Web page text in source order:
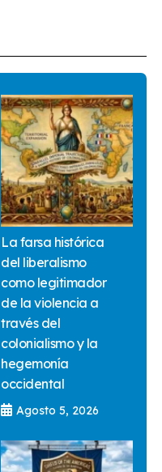
La farsa histórica
del liberalismo
como legitimador
de la violencia a
través del
colonialismo y la
hegemonía
occidental
Agosto 5, 2026